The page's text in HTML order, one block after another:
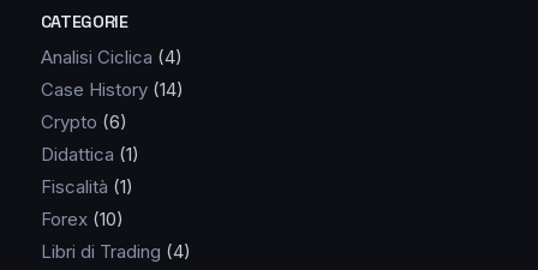
CATEGORIE
Analisi Ciclica (4)
Case History(14)
Crypto (6)
Didattica (1)
Fiscalità (1)
Forex(10)
Libri di Trading (4)